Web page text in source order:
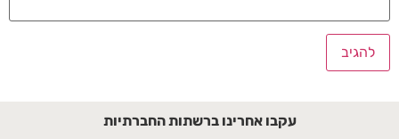
עקבו אחרינו ברשתות החברתיות